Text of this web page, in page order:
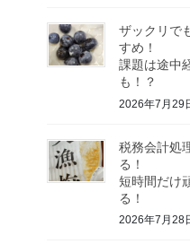
ザックリで
すめ！
課題は途中
も！？
2026年7月29
税務会計処
る！
短時間だけ
る！
2026年7月28